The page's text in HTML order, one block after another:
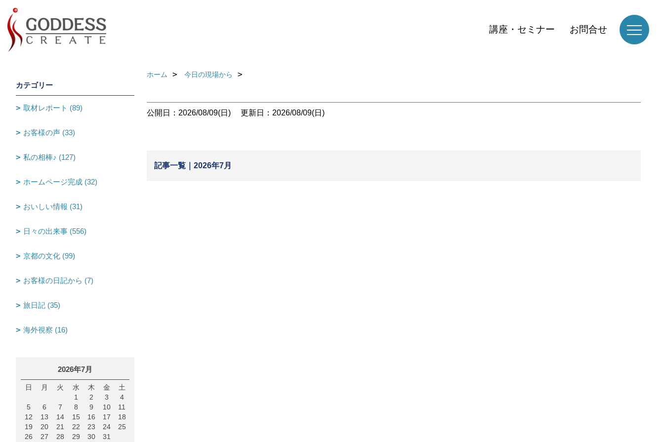
講座・セミナー お問合せ
ホーム 今日の現場から
公開日：2026/08/09(日) 更新日：2026/08/09(日)
記事一覧｜2026年7月
カテゴリー
取材レポート (89)
お客様の声 (33)
私の相棒♪ (127)
ホームページ完成 (32)
おいしい情報 (31)
日々の出来事 (556)
京都の文化 (99)
お客様の日記から (7)
旅日記 (35)
海外視察 (16)
2026年7月
日 月 火 水 木 金
土
1
2 3
4
5
6 7 8 9 10
11
12
13 14 15 16 17
18
19
20 21 22 23 24
25
26
27 28 29 30 31